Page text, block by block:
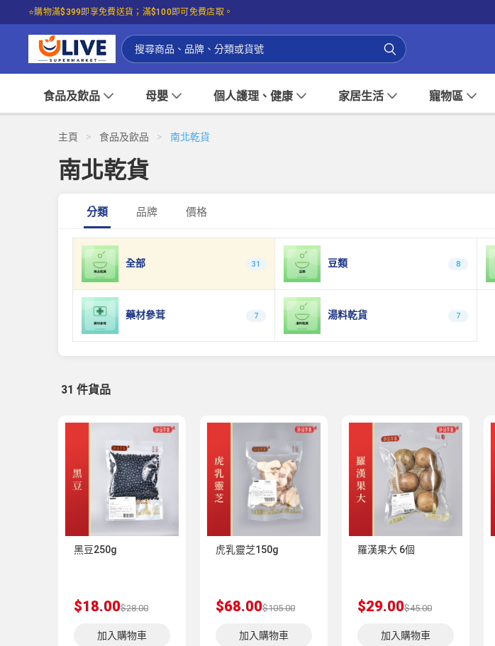
⭐購物滿$399即享免費送貨；滿$100即可免費店取。
☝🏼㩒入嚟睇下我哋嘅可持續發展概覽啦！
食品及飲品 母嬰 個人護理、健康 家居生活 寵物區
主頁 > 食品及飲品 > 南北乾貨
南北乾貨
分類 品牌 價格
全部 31 豆類 8
藥材參茸 7 湯料乾貨 7
31 件貨品
黑豆250g
$18.00$28.00
加入購物車
虎乳靈芝150g
$68.00$105.00
加入購物車
羅漢果大 6個
$29.00$45.00
加入購物車